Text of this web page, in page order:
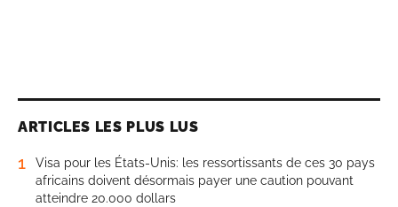
ARTICLES LES PLUS LUS
1
Visa pour les États-Unis: les ressortissants de ces 30 pays
africains doivent désormais payer une caution pouvant
atteindre 20.000 dollars